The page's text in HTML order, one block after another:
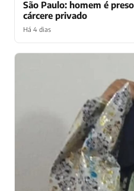
São Paulo: homem é
cárcere privado
Há 4 dias